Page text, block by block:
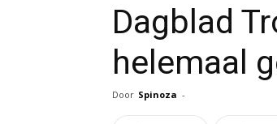
Dagblad
helemaal
Door Spinoza -